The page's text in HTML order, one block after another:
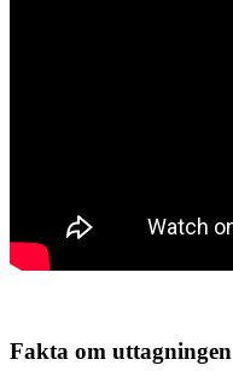
Fakta om uttagningen